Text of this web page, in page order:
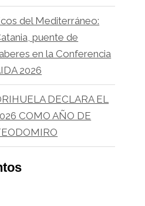
del Mediterráneo:
puente de
en la Conferencia
2026
DECLARA EL
COMO AÑO DE